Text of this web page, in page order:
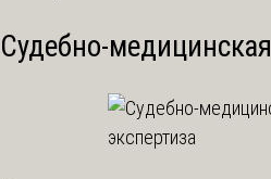
Судебно-